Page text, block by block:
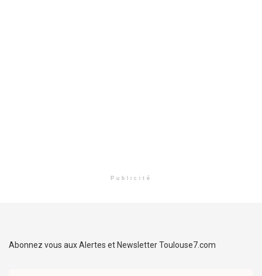
Publicité
Abonnez vous aux Alertes et Newsletter Toulouse7.com